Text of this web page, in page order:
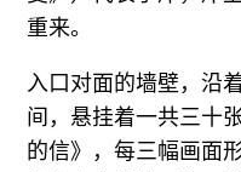
重来。
入口对面的墙壁，沿
间，悬挂着一共三十
的信》，每三幅画面